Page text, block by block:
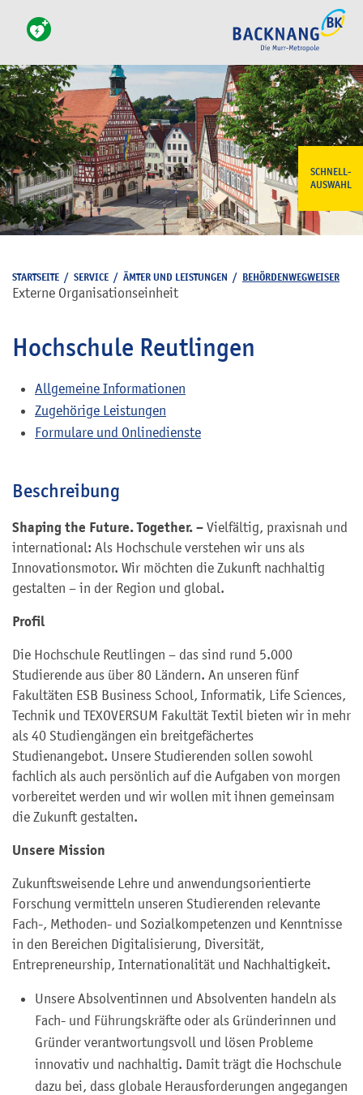
SCHNELL-
AUSWAHL
STARTSEITE / SERVICE / ÄMTER UND LEISTUNGEN / BEHÖRDENWEGWEISER
Externe Organisationseinheit
Hochschule Reutlingen
Allgemeine Informationen
Zugehörige Leistungen
Formulare und Onlinedienste
Beschreibung
Shaping the Future. Together. – Vielfältig, praxisnah und
international: Als Hochschule verstehen wir uns als
Innovationsmotor. Wir möchten die Zukunft nachhaltig
gestalten – in der Region und global.
Profil
Die Hochschule Reutlingen – das sind rund 5.000
Studierende aus über 80 Ländern. An unseren fünf
Fakultäten ESB Business School, Informatik, Life Sciences,
Technik und TEXOVERSUM Fakultät Textil bieten wir in mehr
als 40 Studiengängen ein breitgefächertes
Studienangebot. Unsere Studierenden sollen sowohl
fachlich als auch persönlich auf die Aufgaben von morgen
vorbereitet werden und wir wollen mit ihnen gemeinsam
die Zukunft gestalten.
Unsere Mission
Zukunftsweisende Lehre und anwendungsorientierte
Forschung vermitteln unseren Studierenden relevante
Fach-, Methoden- und Sozialkompetenzen und Kenntnisse
in den Bereichen Digitalisierung, Diversität,
Entrepreneurship, Internationalität und Nachhaltigkeit.
Unsere Absolventinnen und Absolventen handeln als
Fach- und Führungskräfte oder als Gründerinnen und
Gründer verantwortungsvoll und lösen Probleme
innovativ und nachhaltig. Damit trägt die Hochschule
dazu bei, dass globale Herausforderungen angegangen